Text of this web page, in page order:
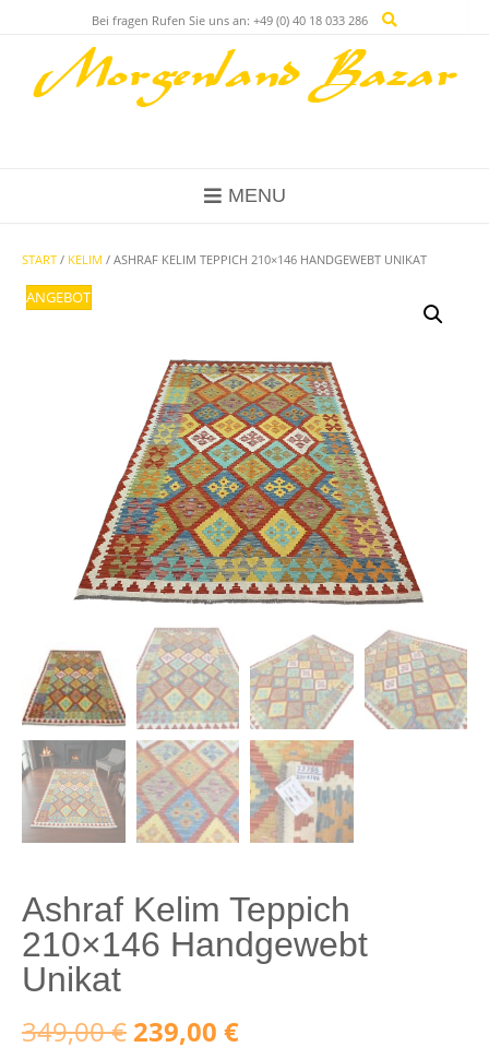
Bei fragen Rufen Sie uns an: +49 (0) 40 18 033 286
MENU
START / KELIM / ASHRAF KELIM TEPPICH 210×146 HANDGEWEBT UNIKAT
ANGEBOT!
Ashraf Kelim Teppich
210×146 Handgewebt
Unikat
349,00€ Ursprünglicher
239,00 €Aktueller